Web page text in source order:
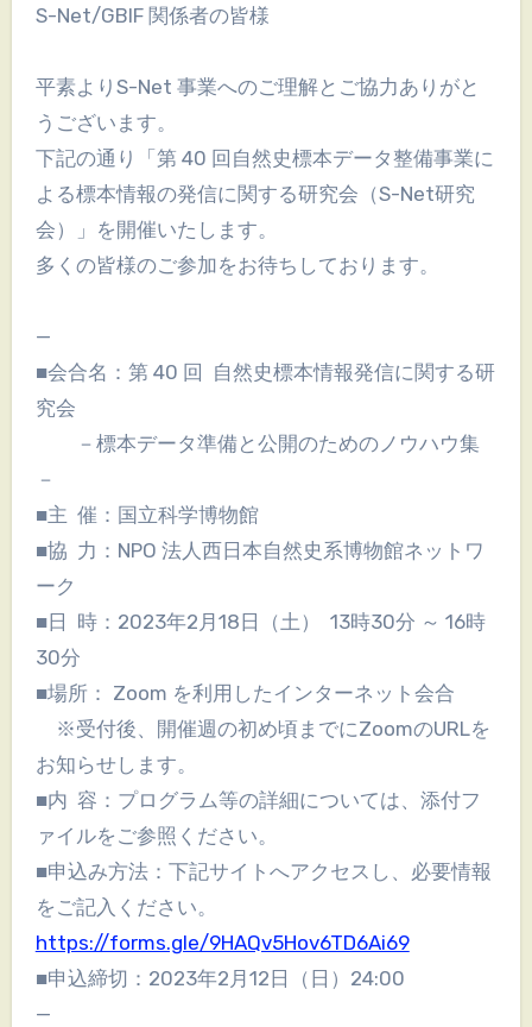
S-Net/GBIF 関係者の皆様
平素よりS-Net 事業へのご理解とご協力ありがと
うございます。
下記の通り「第 40 回自然史標本データ整備事業に
よる標本情報の発信に関する研究会（S-Net研究
会）」を開催いたします。
多くの皆様のご参加をお待ちしております。
—
■会合名：第 40 回 自然史標本情報発信に関する研
究会
－標本データ準備と公開のためのノウハウ集
－
■主 催：国立科学博物館
■協 力：NPO 法人西日本自然史系博物館ネットワ
ーク
■日 時：2023年2月18日（土） 13時30分 ～ 16時
30分
■場所： Zoom を利用したインターネット会合
※受付後、開催週の初め頃までにZoomのURLを
お知らせします。
■内 容：プログラム等の詳細については、添付フ
ァイルをご参照ください。
■申込み方法：下記サイトへアクセスし、必要情報
をご記入ください。
https://forms.gle/9HAQv5Hov6TD6Ai69
■申込締切：2023年2月12日（日）24:00
—